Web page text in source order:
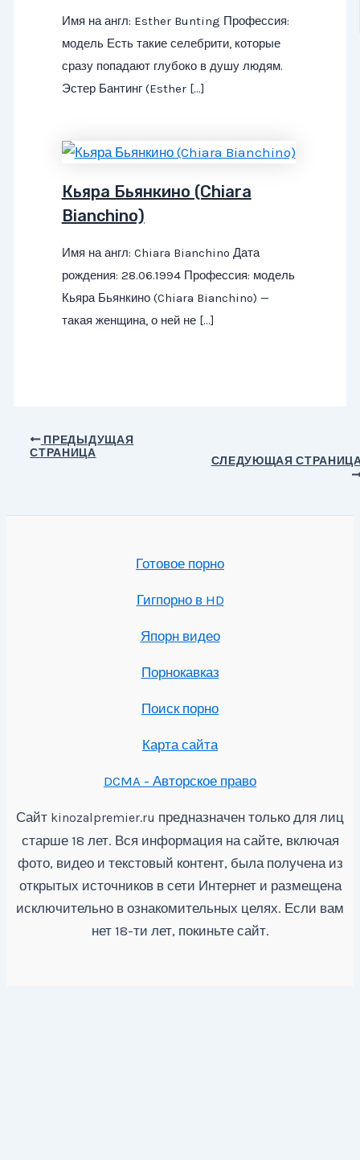
Имя на англ: Esther Bunting Профессия:
модель Есть такие селебрити, которые
сразу попадают глубоко в душу людям.
Эстер Бантинг (Esther […]
Кьяра Бьянкино (Chiara
Bianchino)
Имя на англ: Chiara Bianchino Дата
рождения: 28.06.1994 Профессия: модель
Кьяра Бьянкино (Chiara Bianchino) —
такая женщина, о ней не […]
Навигация
ПРЕДЫДУЩАЯ
СТРАНИЦА
СЛЕДУЮЩАЯ
Готовое порно
Гигпорно в HD
Япорн видео
Порнокавказ
Поиск порно
Карта сайта
DCMA - Авторское право
Сайт kinozalpremier.ru предназначен только для лиц
старше 18 лет. Вся информация на сайте, включая
фото, видео и текстовый контент, была получена из
открытых источников в сети Интернет и размещена
исключительно в ознакомительных целях. Если вам
нет 18-ти лет, покиньте сайт.